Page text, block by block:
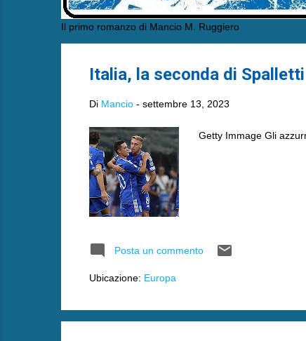
Il primo romanzo di Mancio M. Ruggiero
Italia, la seconda di
Di Mancio - settembre 13, 2023
Getty Immage Gli
Posta un commento
Ubicazione: Europa